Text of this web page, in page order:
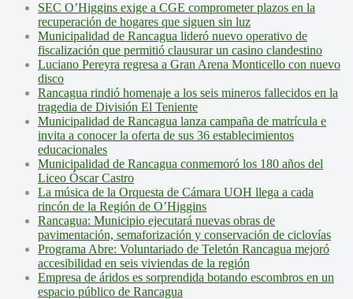
SEC O’Higgins exige a CGE comprometer plazos en la
recuperación de hogares que siguen sin luz
Municipalidad de Rancagua lideró nuevo operativo de
fiscalización que permitió clausurar un casino clandestino
Luciano Pereyra regresa a Gran Arena Monticello con nuevo
disco
Rancagua rindió homenaje a los seis mineros fallecidos en la
tragedia de División El Teniente
Municipalidad de Rancagua lanza campaña de matrícula e
invita a conocer la oferta de sus 36 establecimientos
educacionales
Municipalidad de Rancagua conmemoró los 180 años del
Liceo Óscar Castro
La música de la Orquesta de Cámara UOH llega a cada
rincón de la Región de O’Higgins
Rancagua: Municipio ejecutará nuevas obras de
pavimentación, semaforización y conservación de ciclovías
Programa Abre: Voluntariado de Teletón Rancagua mejoró
accesibilidad en seis viviendas de la región
Empresa de áridos es sorprendida botando escombros en un
espacio público de Rancagua